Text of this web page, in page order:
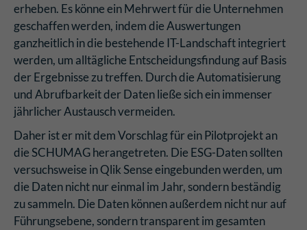
erheben. Es könne ein Mehrwert für die Unternehmen
geschaffen werden, indem die Auswertungen
ganzheitlich in die bestehende IT-Landschaft integriert
werden, um alltägliche Entscheidungsfindung auf Basis
der Ergebnisse zu treffen. Durch die Automatisierung
und Abrufbarkeit der Daten ließe sich ein immenser
jährlicher Austausch vermeiden.
Daher ist er mit dem Vorschlag für ein Pilotprojekt an
die SCHUMAG herangetreten. Die ESG-Daten sollten
versuchsweise in Qlik Sense eingebunden werden, um
die Daten nicht nur einmal im Jahr, sondern beständig
zu sammeln. Die Daten können außerdem nicht nur auf
Führungsebene, sondern transparent im gesamten